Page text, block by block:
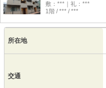
敷：***｜礼：***
1階 / *** / ***
所在地
交通